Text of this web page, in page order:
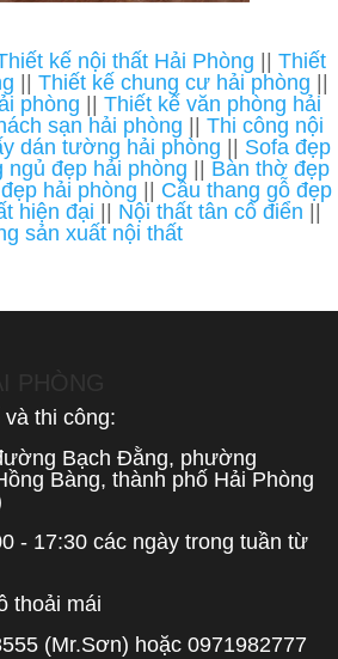
kế nội thất Hải Phòng || Thiết
|| Thiết kế chung cư hải phòng ||
phòng || Thiết kế văn phòng hải
sạn hải phòng || Thi công nội
dán tường hải phòng || Sofa đẹp
ngủ đẹp hải phòng || Bàn thờ đẹp
hải phòng || Cầu thang gỗ đẹp
hiện đại || Nội thất tân cổ điển ||
sản xuất nội thất
thi công:
Bạch Đằng, phường
Bàng, thành phố Hải Phòng
- 17:30 các ngày trong tuần từ
thoải mái
(Mr.Sơn) hoặc 0971982777